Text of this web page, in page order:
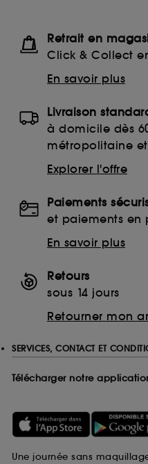
Retrait en
Click & Collect
En savoir plus
Livraison
à domicile dès
métropolitaine
Explorer l'offre
Paiements
et paiements en
En savoir plus
Retours
sous 14 jours
Retourner mon
SERVICES, CONTACT ET
Télécharger notre
Une journée sans